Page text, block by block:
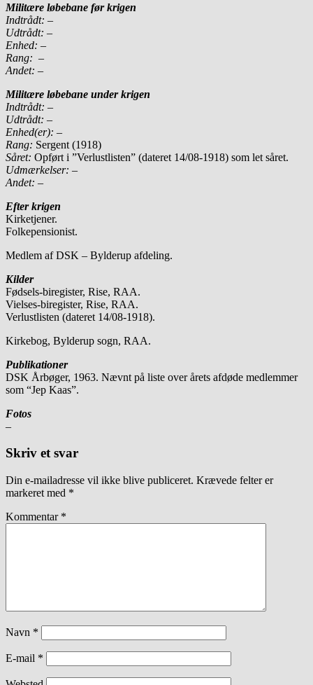
Militære løbebane før krigen
Indtrådt: –
Udtrådt: –
Enhed: –
Rang: –
Andet: –
Militære løbebane under krigen
Indtrådt: –
Udtrådt: –
Enhed(er): –
Rang: Sergent (1918)
Såret: Opført i ”Verlustlisten” (dateret 14/08-1918) som let såret.
Udmærkelser: –
Andet: –
Efter krigen
Kirketjener.
Folkepensionist.
Medlem af DSK – Bylderup afdeling.
Kilder
Fødsels-biregister, Rise, RAA.
Vielses-biregister, Rise, RAA.
Verlustlisten (dateret 14/08-1918).
Kirkebog, Bylderup sogn, RAA.
Publikationer
DSK Årbøger, 1963. Nævnt på liste over årets afdøde medlemmer
som “Jep Kaas”.
Fotos
–
Skriv et svar
Din e-mailadresse vil ikke blive publiceret. Krævede felter er
markeret med *
Kommentar *
Navn *
E-mail *